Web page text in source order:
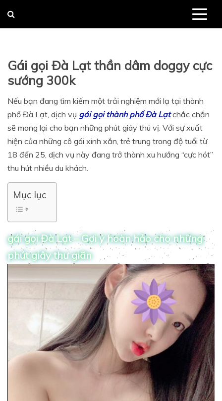
Gái gọi Đà Lạt thần dâm doggy cực
sướng 300k
Nếu bạn đang tìm kiếm một trải nghiệm mới lạ tại thành
phố Đà Lạt, dịch vụ gái gọi thành phố Đà Lạtchắc chắn
sẽ mang lại cho bạn những phút giây thú vị. Với sự xuất
hiện của những cô gái xinh xắn, trẻ trung trong độ tuổi từ
18 đến 25, dịch vụ này đang trở thành xu hướng “cực hót”
thu hút nhiều du khách.
Mục lục
gái gọi Đà Lạt – Gợi ý hoàn hảo cho những
phút giây thư giãn